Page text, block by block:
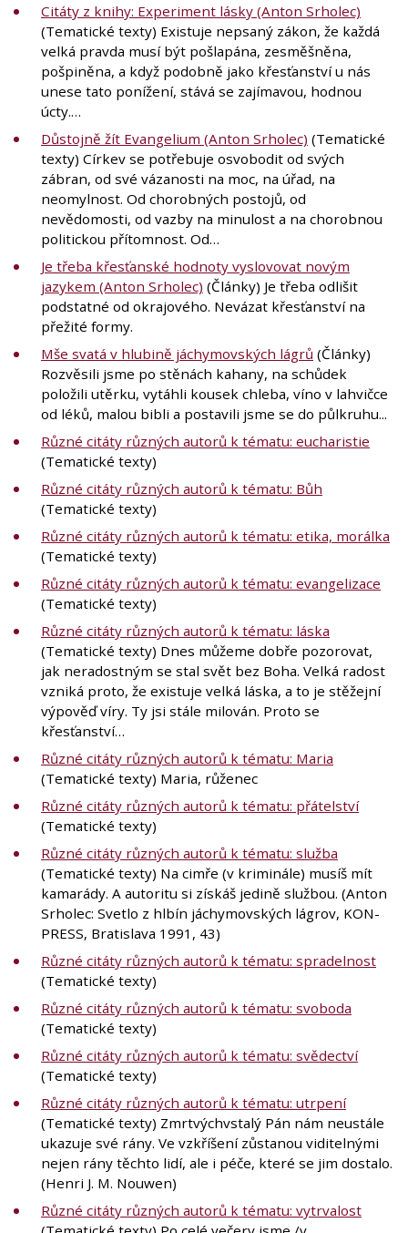
Citáty z knihy: Experiment lásky (Anton Srholec)
(Tematické texty) Existuje nepsaný zákon, že každá
velká pravda musí být pošlapána, zesměšněna,
pošpiněna, a když podobně jako křesťanství u nás
unese tato ponížení, stává se zajímavou, hodnou
úcty.…
Důstojně žít Evangelium (Anton Srholec) (Tematické
texty) Církev se potřebuje osvobodit od svých
zábran, od své vázanosti na moc, na úřad, na
neomylnost. Od chorobných postojů, od
nevědomosti, od vazby na minulost a na chorobnou
politickou přítomnost. Od…
Je třeba křesťanské hodnoty vyslovovat novým
jazykem (Anton Srholec) (Články) Je třeba odlišit
podstatné od okrajového. Nevázat křesťanství na
přežité formy.
Mše svatá v hlubině jáchymovských lágrů (Články)
Rozvěsili jsme po stěnách kahany, na schůdek
položili utěrku, vytáhli kousek chleba, víno v lahvičce
od léků, malou bibli a postavili jsme se do půlkruhu...
Různé citáty různých autorů k tématu: eucharistie
(Tematické texty)
Různé citáty různých autorů k tématu: Bůh
(Tematické texty)
Různé citáty různých autorů k tématu: etika, morálka
(Tematické texty)
Různé citáty různých autorů k tématu: evangelizace
(Tematické texty)
Různé citáty různých autorů k tématu: láska
(Tematické texty) Dnes můžeme dobře pozorovat,
jak neradostným se stal svět bez Boha. Velká radost
vzniká proto, že existuje velká láska, a to je stěžejní
výpověď víry. Ty jsi stále milován. Proto se
křesťanství…
Různé citáty různých autorů k tématu: Maria
(Tematické texty) Maria, růženec
Různé citáty různých autorů k tématu: přátelství
(Tematické texty)
Různé citáty různých autorů k tématu: služba
(Tematické texty) Na cimře (v kriminále) musíš mít
kamarády. A autoritu si získáš jedině službou. (Anton
Srholec: Svetlo z hlbín jáchymovských lágrov, KON-
PRESS, Bratislava 1991, 43)
Různé citáty různých autorů k tématu: spradelnost
(Tematické texty)
Různé citáty různých autorů k tématu: svoboda
(Tematické texty)
Různé citáty různých autorů k tématu: svědectví
(Tematické texty)
Různé citáty různých autorů k tématu: utrpení
(Tematické texty) Zmrtvýchvstalý Pán nám neustále
ukazuje své rány. Ve vzkříšení zůstanou viditelnými
nejen rány těchto lidí, ale i péče, které se jim dostalo.
(Henri J. M. Nouwen)
Různé citáty různých autorů k tématu: vytrvalost